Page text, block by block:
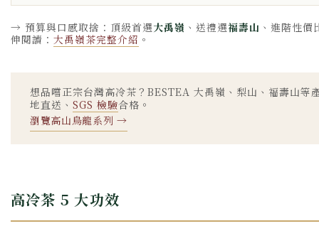
→ 預算與口感取捨：頂級首選大禹嶺 、送禮選福壽山 、進階性價
伸閱讀： 大禹嶺茶完整介紹 。
想品嚐正宗台灣高冷茶？BESTEA 大禹嶺、梨山、福壽山等
地直送、 SGS 檢驗合格。
瀏覽高山烏龍系列 →
高冷茶 5 大功效